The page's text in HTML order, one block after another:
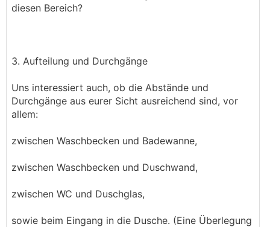
diesen Bereich?
3. Aufteilung und Durchgänge
Uns interessiert auch, ob die Abstände und
Durchgänge aus eurer Sicht ausreichend sind, vor
allem:
zwischen Waschbecken und Badewanne,
zwischen Waschbecken und Duschwand,
zwischen WC und Duschglas,
sowie beim Eingang in die Dusche. (Eine Überlegung